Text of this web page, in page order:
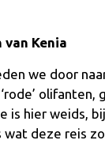
Kenia
we door
is hier weids,
deze reis